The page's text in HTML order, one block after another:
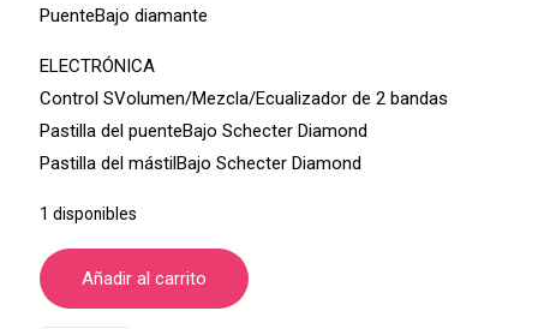
PuenteBajo diamante
ELECTRÓNICA
Control SVolumen/Mezcla/Ecualizador de 2 bandas
Pastilla del puenteBajo Schecter Diamond
Pastilla del mástilBajo Schecter Diamond
1 disponibles
Añadir al carrito